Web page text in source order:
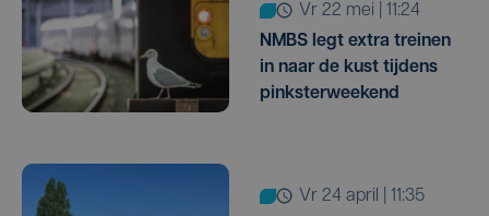
vr 22 mei | 11:24
NMBS legt extra treinen
in naar de kust tijdens
pinksterweekend
vr 24 april | 11:35